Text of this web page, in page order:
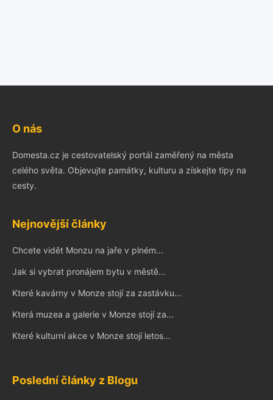
O nás
Domesta.cz je cestovatelský portál zaměřený na města
celého světa. Objevujte památky, kulturu a získejte tipy na
cesty.
Nejnovější články
Chcete vidět Monzu na jaře v plném...
Jak si vybrat pronájem bytu v městě...
Které kavárny v Monze stojí za zastávku...
Která muzea a galerie v Monze stojí za...
Které kulturní akce v Monze stojí letos...
Poslední články z Blogu